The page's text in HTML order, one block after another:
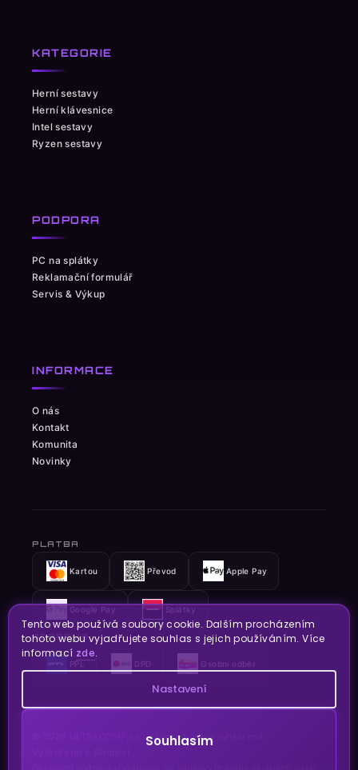
Tento web používá soubory cookie. Dalším procházením
tohoto webu vyjadřujete souhlas s jejich používáním. Více
informací zde.
Nastavení
Souhlasím
KATEGORIE
Herní sestavy
Herní klávesnice
Intel sestavy
Ryzen sestavy
PODPORA
PC na splátky
Reklamační formulář
Servis & Výkup
INFORMACE
O nás
Kontakt
Komunita
Novinky
PLATBA
Kartou Převod Apple Pay
Google Pay Splátky
DOPRAVA
PPL DPD Osobní odběr
· Všechna práva vyhrazena